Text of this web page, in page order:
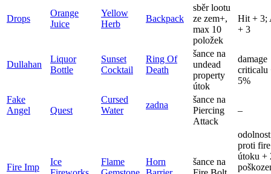
Drops
Orange
Juice
Yellow
Herb
Backpack
sběr lootu
ze zem+,
max 10
položek
Hit + 3;
+ 3
Dullahan
Liquor
Bottle
Sunset
Cocktail
Ring Of
Death
šance na
undead
property
útok
damage
criticalu
5%
Fake
Angel
Quest
Cursed
Water
zadna
šance na
Piercing
Attack
–
Fire Imp
Ice
Flame
Horn
šance na
odolnost
proti fire
útoku +